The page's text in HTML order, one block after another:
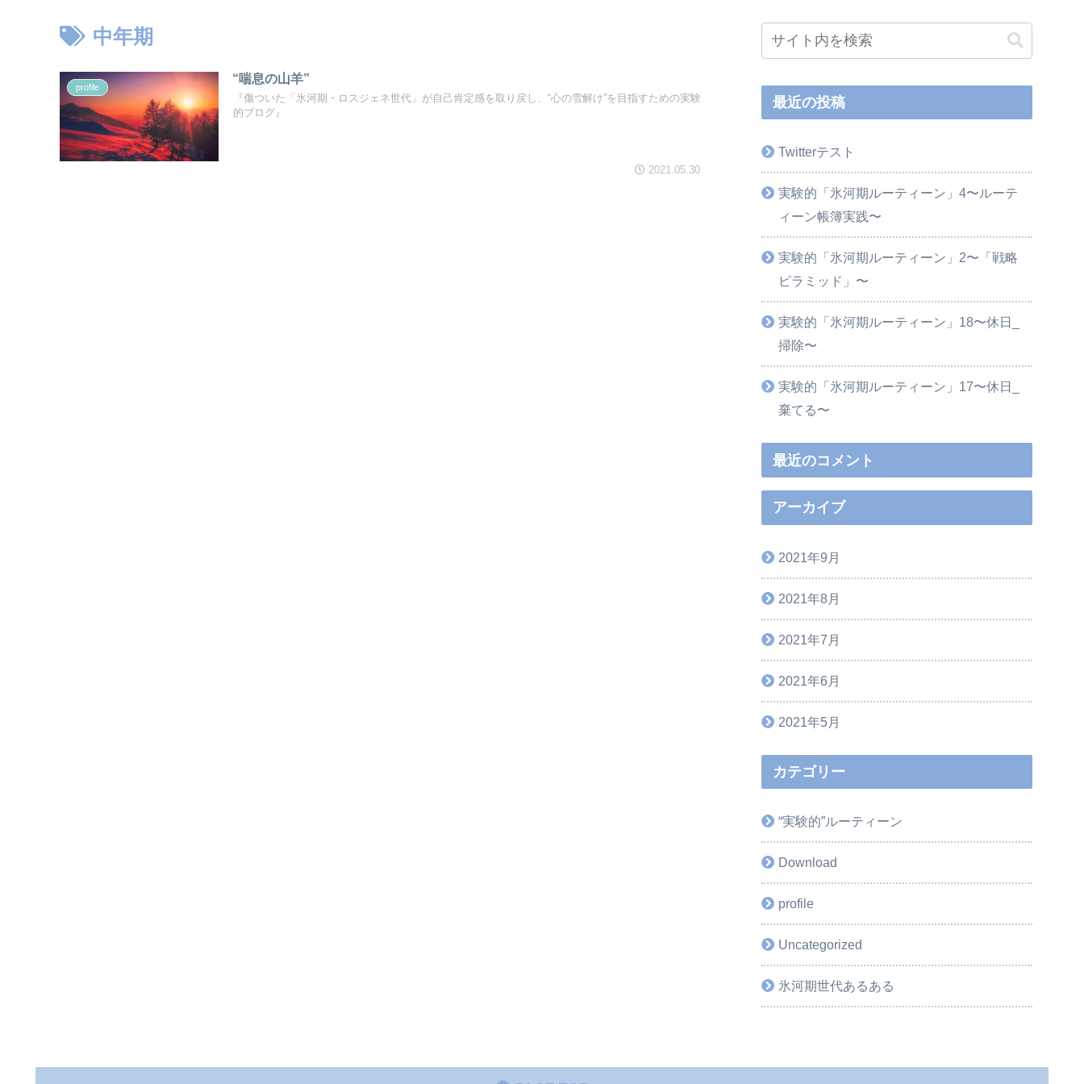
中年期
profile
“喘息の山羊”
『傷ついた「氷河期・ロスジェネ世代」が自己肯定感を取り戻し、“心の雪解け”を目指すための実験
的ブログ』
2021.05.30
最近の投稿
Twitterテスト
実験的「氷河期ルーティーン」4〜ルーテ
ィーン帳簿実践〜
実験的「氷河期ルーティーン」2〜「戦略
ピラミッド」〜
実験的「氷河期ルーティーン」18〜休日_
掃除〜
実験的「氷河期ルーティーン」17〜休日_
棄てる〜
最近のコメント
アーカイブ
2021年9月
2021年8月
2021年7月
2021年6月
2021年5月
カテゴリー
“実験的”ルーティーン
Download
profile
Uncategorized
氷河期世代あるある